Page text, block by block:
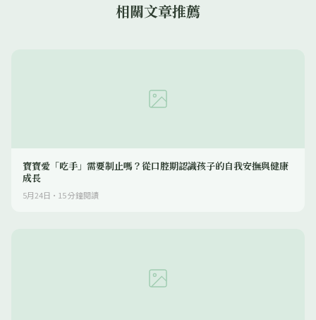
相關文章推薦
寶寶愛「吃手」需要制止嗎？從口腔期認識孩子的自我安撫與健康
成長
5月24日 · 15分鐘閱讀